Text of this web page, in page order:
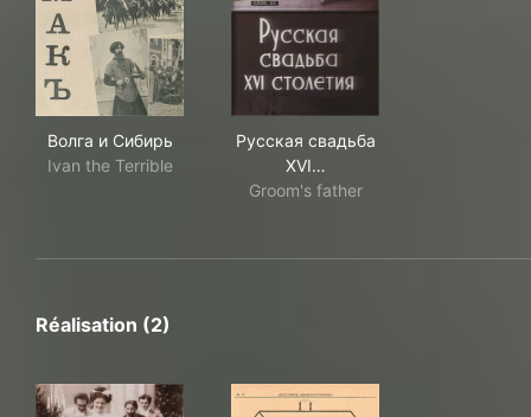
Волга и Сибирь
Ivan the Terrible
Русская свадьба
XVI…
Groom's father
Réalisation (2)